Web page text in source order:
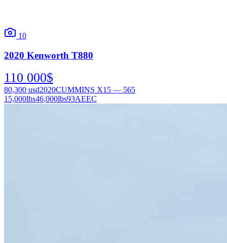
10
2020 Kenworth T880
110 000$
80,300 usd2020CUMMINS X15 — 565
15,000lbs46,000lbs93AEEC